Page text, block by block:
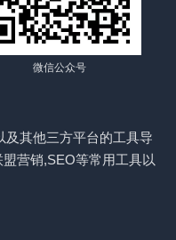
微信公众号
及其他三方平台的工具导
营销,SEO等常用工具以